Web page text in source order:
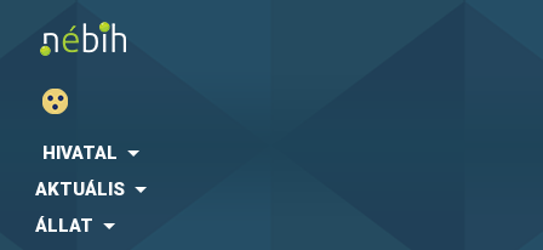
HIVATAL
AKTUÁLIS
ÁLLAT